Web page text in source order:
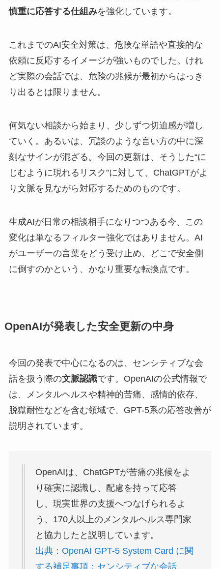
慎重に応答する仕組みを強化しています。
これまでのAI安全対策は、危険な単語や直接的な
依頼に反応するイメージが強いものでした。けれ
ど実際の会話では、危険の兆候が最初からはっき
り出るとは限りません。
何気ない相談から始まり、少しずつ切迫感が増し
ていく。あるいは、冗談のような言い方の中に深
刻なサインが混ざる。今回の更新は、そうした“に
じむように現れるリスク”に対して、ChatGPTがよ
り文脈を見ながら対応するためのものです。
生成AIが日常の相談相手になりつつある今、この
変化は単なるフィルター強化ではありません。AI
がユーザーの言葉をどう受け止め、どこで安全側
に倒すのかという、かなり重要な転換点です。
OpenAIが発表した安全更新の中身
今回の発表で中心になるのは、センシティブな会
話を扱う際の文脈認識です。OpenAIの公式情報で
は、メンタルヘルスや精神的苦痛、感情的依存、
脱獄耐性などを含む領域で、GPT-5系の応答改善が
説明されています。
OpenAIは、ChatGPTが苦痛の兆候をよ
り確実に認識し、配慮を持って応答
し、現実世界の支援へつなげられるよ
う、170人以上のメンタルヘルス専門家
と協力したと説明しています。
出典：OpenAI GPT-5 System Card に関
する補足事項：センシティブな会話